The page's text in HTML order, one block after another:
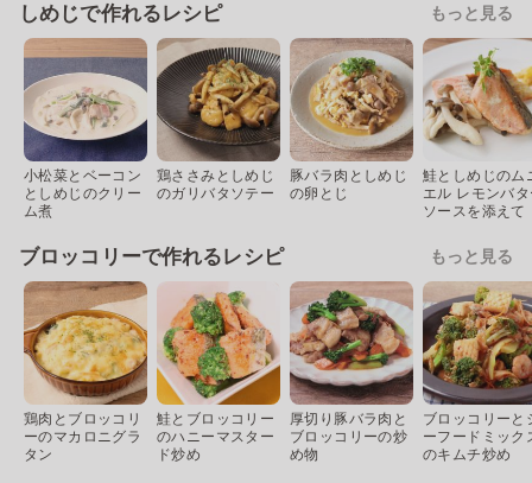
しめじで作れるレシピ もっと見る
小松菜とベーコン
としめじのクリー
ム煮
鶏ささみとしめじ
のガリバタソテー
豚バラ肉としめじ
の卵とじ
鮭としめじのム
エル レモンバ
ソースを添えて
ブロッコリーで作れるレシピ もっと見る
鶏肉とブロッコリ
ーのマカロニグラ
タン
鮭とブロッコリー
のハニーマスター
ド炒め
厚切り豚バラ肉と
ブロッコリーの炒
め物
ブロッコリーと
ーフードミック
のキムチ炒め